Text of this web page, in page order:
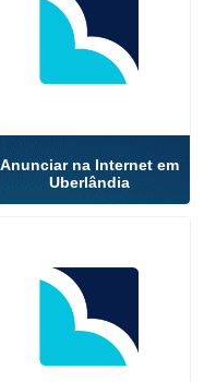
Anunciar na Internet em
Uberlândia